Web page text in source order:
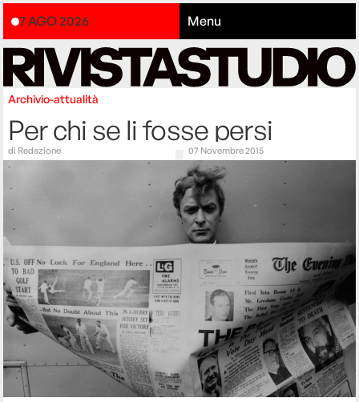
7 AGO 2026 Menu
Archivio-attualità
Per chi se li fosse persi
di Redazione 07 Novembre 2015